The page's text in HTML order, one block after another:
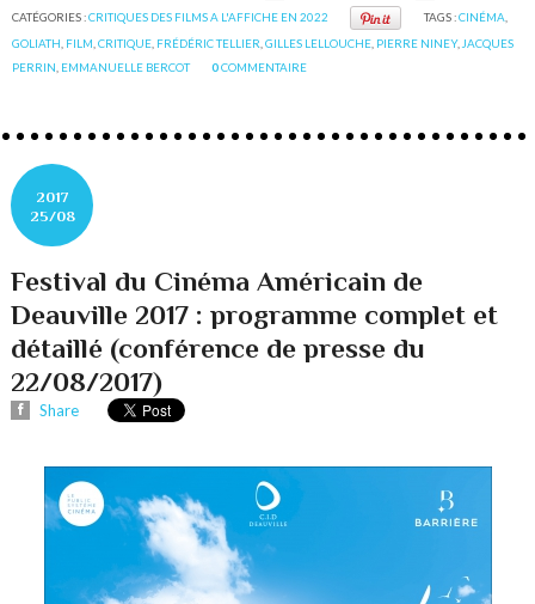
CATÉGORIES :CRITIQUES DES FILMS A L'AFFICHE EN 2022 TAGS :CINÉMA
GOLIATH FILM ,CRITIQUE FRÉDÉRIC TELLIER ,GILLES LELLOUCHE PIERRE NINEY, JACQUES
PERRIN EMMANUELLE BERCOT 0COMMENTAIRE
2017
25/08
Festival du Cinéma Américain de
Deauville 2017 : programme complet et
détaillé (conférence de presse du
22/08/2017)
Share